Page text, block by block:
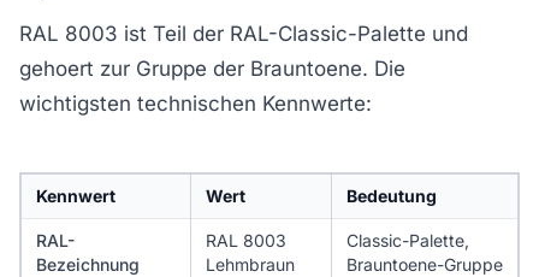
RAL 8003 ist Teil der RAL-Classic-Palette und
gehoert zur Gruppe der Brauntoene. Die
wichtigsten technischen Kennwerte:
Kennwert Wert Bedeutung
RAL-
Bezeichnung
RAL 8003
Lehmbraun
Classic-Palette,
Brauntoene-Gruppe